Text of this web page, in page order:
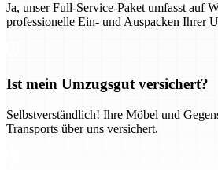
Ja, unser Full-Service-Paket umfasst auf
professionelle Ein- und Auspacken Ihrer
Ist mein Umzugsgut versichert?
Selbstverständlich! Ihre Möbel und
Transports über uns versichert.